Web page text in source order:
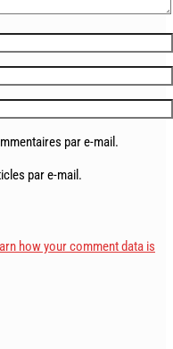
par e-mail.
par e-mail.
how your comment data is